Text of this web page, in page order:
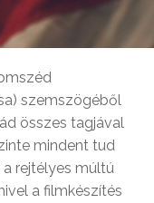
szemszögéből
összes tagjával
mindent tud
rejtélyes múltú
a filmkészítés